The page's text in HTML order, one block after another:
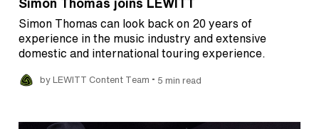
Simon Thomas can look back on 20 years of
experience in the music industry and extensive
domestic and international touring experience.
by LEWITT Content Team • 5 min read